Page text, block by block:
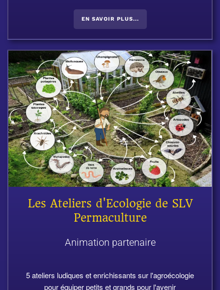
EN SAVOIR PLUS...
Les Ateliers d'Ecologie de SLV
Permaculture
Animation partenaire
5 ateliers ludiques et enrichissants sur l'agroécologie
pour équiper petits et grands pour l'avenir